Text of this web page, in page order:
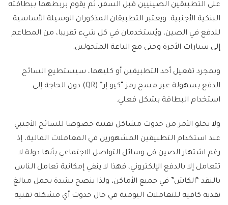
على التطبيقين الصينيين قبل السفر، ثم يقوم بربطهما ببطاقته
البنكية الأجنبية. ويعتبر التطبيقان المذكوران الوسيلة الأساسية
للدفع في الصين، ويُستخدمان في كل شيء تقريبا، من المطاعم
إلى سيارات الأجرة وحتى مع الباعة المتجولين.
وبمجرد تفعيل أحد التطبيقين أو كليهما، سيستطيع السائح
الدفع بسهولة عبر مسح رمز “كيو إر” (QR) دون الحاجة إلى
استخدام البطاقة بشكل فعلي.
ولا يخلو الأمر من حدوث مشاكل تقنية خصوصا للسائح الأجنبي
عند استخدام التطبيقين المشهورين في المعاملات المالية، إذ
رغم اشتهار الصين في وسائل التواصل الاجتماعي بأنها دولة لا
تتعامل إلا بالدفع الإلكتروني، فهذا لا ينفي إمكانية تعامل الناس
بالنقد “الكاش” في جميع الأماكن، ولذا ينصح بشدة بحمل مبالغ
نقدية كافية للتعاملات اليومية في حال حدوث أي مشكلة تقنية